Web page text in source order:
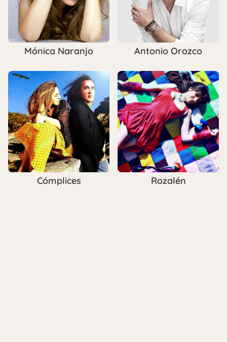
Mónica Naranjo Antonio Orozco
Cómplices Rozalén